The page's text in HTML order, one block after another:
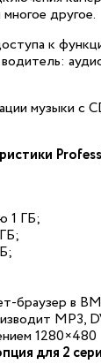
другое.
к
музыки с
1 ГБ;
браузер в
MP3,
1280×480
для 2